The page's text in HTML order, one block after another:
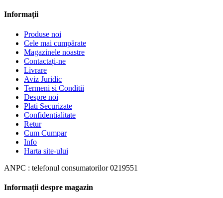
Informaţii
Produse noi
Cele mai cumpărate
Magazinele noastre
Contactați-ne
Livrare
Aviz Juridic
Termeni si Conditii
Despre noi
Plati Securizate
Confidentialitate
Retur
Cum Cumpar
Info
Harta site-ului
ANPC : telefonul consumatorilor 0219551
Informații despre magazin